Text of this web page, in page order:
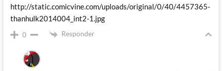
http://static.comicvine.com/uploads/original/0/40/4457365-
thanhulk2014004_int2-1.jpg
0 Responder